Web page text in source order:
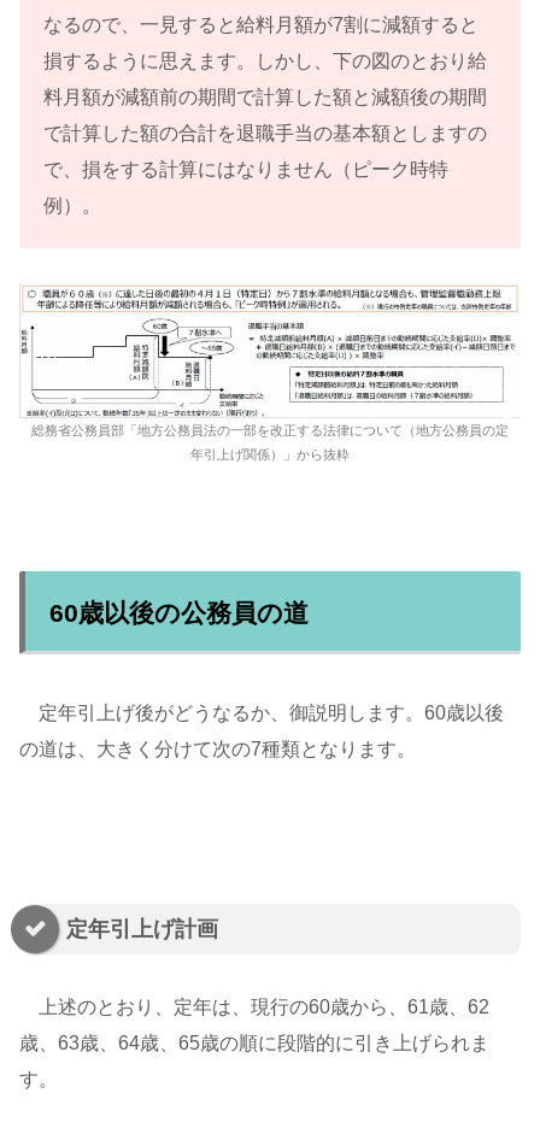
なるので、一見すると給料月額が7割に減額すると
損するように思えます。しかし、下の図のとおり給
料月額が減額前の期間で計算した額と減額後の期間
で計算した額の合計を退職手当の基本額としますの
で、損をする計算にはなりません（ピーク時特
例）。
総務省公務員部「地方公務員法の一部を改正する法律について（地方公務員の定
年引上げ関係）」から抜粋
60歳以後の公務員の道
定年引上げ後がどうなるか、御説明します。60歳以後
の道は、大きく分けて次の7種類となります。
定年引上げ計画
上述のとおり、定年は、現行の60歳から、61歳、62
歳、63歳、64歳、65歳の順に段階的に引き上げられま
す。